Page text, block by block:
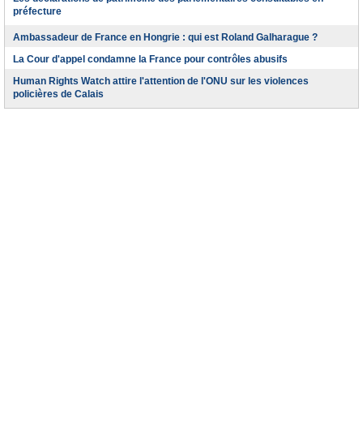
préfecture
Ambassadeur de France en Hongrie : qui est Roland Galharague ?
La Cour d'appel condamne la France pour contrôles abusifs
Human Rights Watch attire l'attention de l'ONU sur les violences
policières de Calais